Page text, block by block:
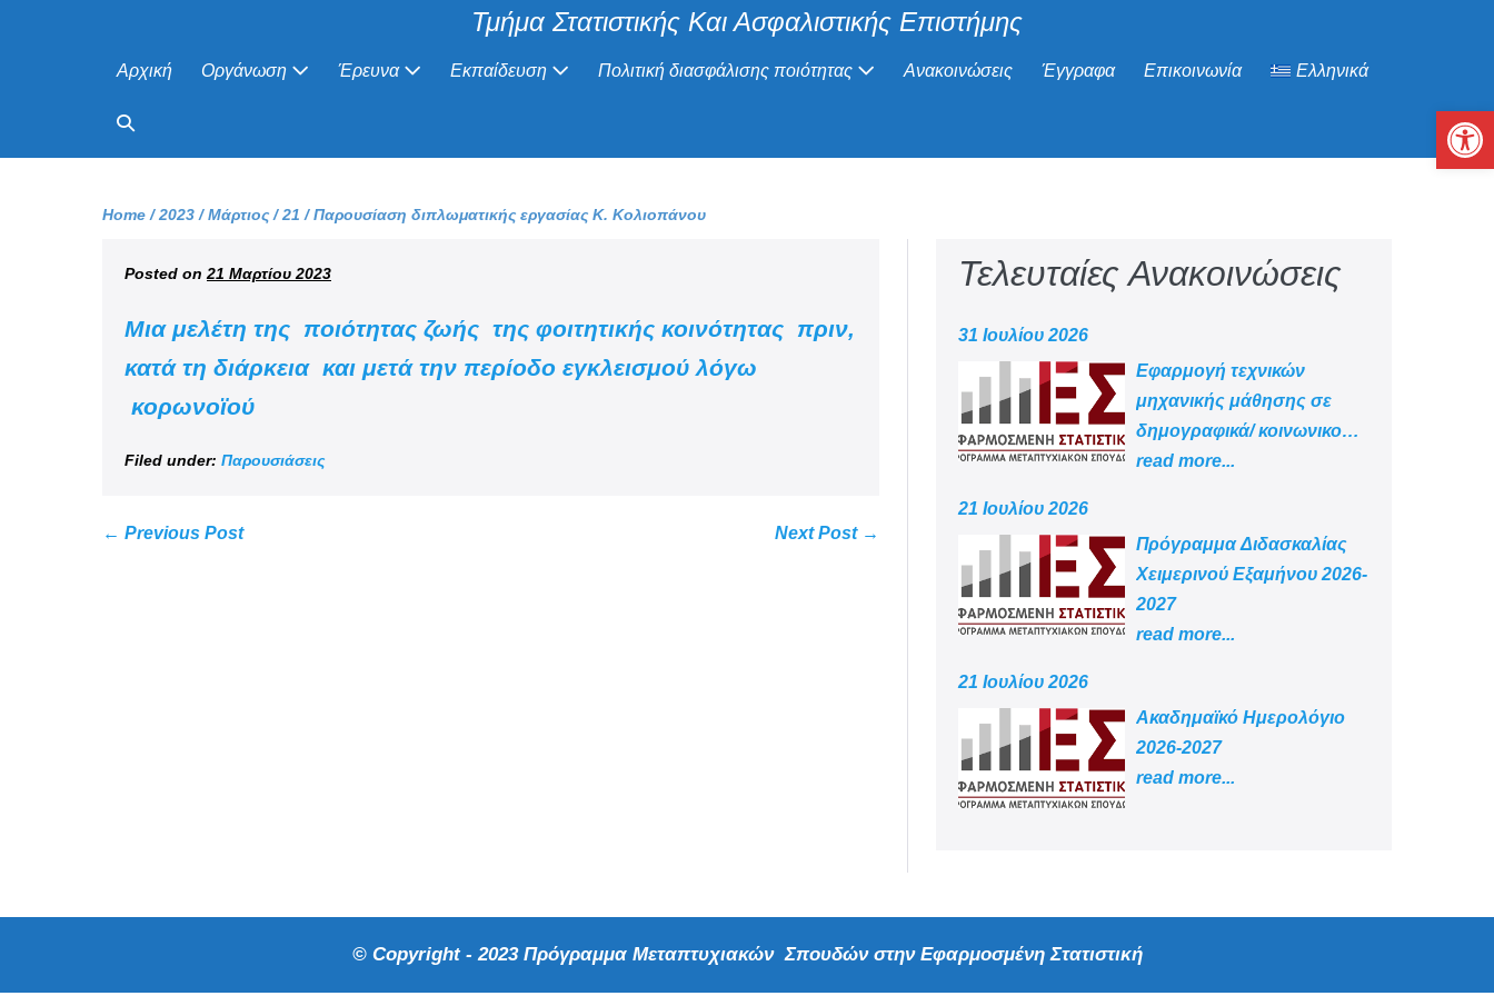
Τμήμα Στατιστικής Και Ασφαλιστικής Επιστήμης
Αρχική Οργάνωση Έρευνα Εκπαίδευση Πολιτική διασφάλισης ποιότητας Ανακοινώσεις Έγγραφα Επικοινωνία Ελληνικά
Home /2023 /Μάρτιος /21 /Παρουσίαση διπλωματικής εργασίας Κ. Κολιοπάνου
Posted on 21 Μαρτίου 2023
Μια μελέτη της ποιότητας ζωής της φοιτητικής κοινότητας πριν,
κατά τη διάρκεια και μετά την περίοδο εγκλεισμού λόγω
κορωνοϊού
Filed under: Παρουσιάσεις
← Previous Post Next Post →
Τελευταίες Ανακοινώσεις
31 Ιουλίου 2026
Εφαρμογή τεχνικών
μηχανικής μάθησης σε
δημογραφικά/ κοινωνικο
-οικονομικά δεδομένα
read more...
21 Ιουλίου 2026
Πρόγραμμα Διδασκαλίας
Χειμερινού Εξαμήνου 2026-
2027
read more...
21 Ιουλίου 2026
Aκαδημαϊκό Ημερολόγιο
2026-2027
read more...
© Copyright - 2023 Πρόγραμμα Μεταπτυχιακών Σπουδών στην Εφαρμοσμένη Στατιστική